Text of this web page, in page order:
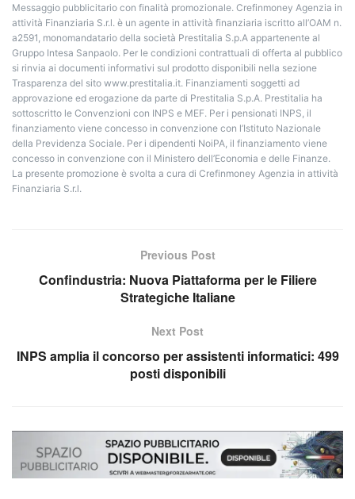
Messaggio pubblicitario con finalità promozionale. Crefinmoney Agenzia in
attività Finanziaria S.r.l. è un agente in attività finanziaria iscritto all’OAM n.
a2591, monomandatario della società Prestitalia S.p.A appartenente al
Gruppo Intesa Sanpaolo. Per le condizioni contrattuali di offerta al pubblico
si rinvia ai documenti informativi sul prodotto disponibili nella sezione
Trasparenza del sito www.prestitalia.it. Finanziamenti soggetti ad
approvazione ed erogazione da parte di Prestitalia S.p.A. Prestitalia ha
sottoscritto le Convenzioni con INPS e MEF. Per i pensionati INPS, il
finanziamento viene concesso in convenzione con l’Istituto Nazionale
della Previdenza Sociale. Per i dipendenti NoiPA, il finanziamento viene
concesso in convenzione con il Ministero dell’Economia e delle Finanze.
La presente promozione è svolta a cura di Crefinmoney Agenzia in attività
Finanziaria S.r.l.
Previous Post
Confindustria: Nuova Piattaforma per le Filiere
Strategiche Italiane
Next Post
INPS amplia il concorso per assistenti informatici: 499
posti disponibili